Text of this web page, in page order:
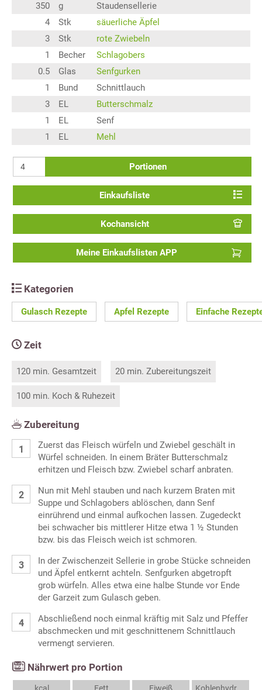
350
g
Staudensellerie
4
Stk
säuerliche Äpfel
3
Stk
rote Zwiebeln
1
Becher
Schlagobers
0.5
Glas
Senfgurken
1
Bund
Schnittlauch
3
EL
Butterschmalz
1
EL
Senf
1
EL Mehl
Portionen
Einkaufsliste
Kochansicht
Meine Einkaufslisten APP
Kategorien
Gulasch Rezepte Apfel Rezepte Einfache
Zeit
120 min. Gesamtzeit 20 min. Zubereitungszeit
100 min. Koch & Ruhezeit
Zubereitung
Zuerst das Fleisch würfeln und Zwiebel geschält in
Würfel schneiden. In einem Bräter Butterschmalz
erhitzen und Fleisch bzw. Zwiebel scharf anbraten.
Nun mit Mehl stauben und nach kurzem Braten mit
Suppe und Schlagobers ablöschen, dann Senf
einrührend und einmal aufkochen lassen. Zugedeckt
bei schwacher bis mittlerer Hitze etwa 1 ½ Stunden
bzw. bis das Fleisch weich ist schmoren.
In der Zwischenzeit Sellerie in grobe Stücke schneiden
und Äpfel entkernt achteln. Senfgurken abgetropft
grob würfeln. Alles etwa eine halbe Stunde vor Ende
der Garzeit zum Gulasch geben.
Abschließend noch einmal kräftig mit Salz und Pfeffer
abschmecken und mit geschnittenem Schnittlauch
vermengt servieren.
Nährwert pro Portion